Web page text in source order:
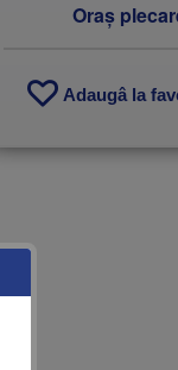
Oraş
Adaugâ la